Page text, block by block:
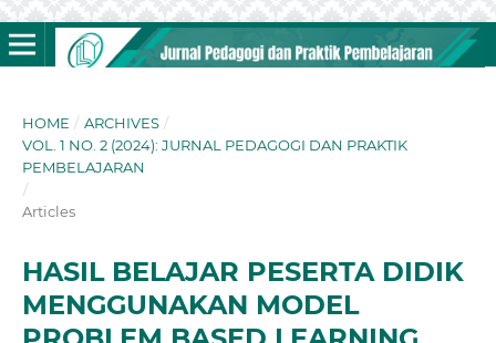
HOME / ARCHIVES /
VOL. 1 NO. 2 (2024): JURNAL PEDAGOGI DAN PRAKTIK
PEMBELAJARAN
/
Articles
HASIL BELAJAR PESERTA DIDIK
MENGGUNAKAN MODEL